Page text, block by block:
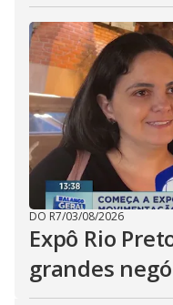
DO R7/03/08/2026
Expô Rio
grandes